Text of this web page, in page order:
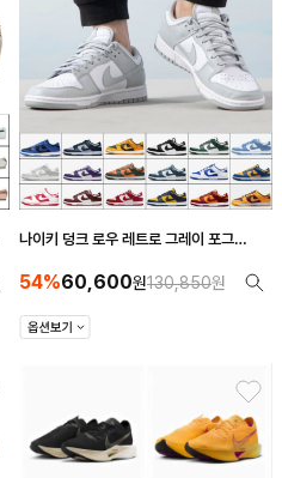
나이키 덩크 로우 레트로 그레이 포그
54%60,600원130,850원